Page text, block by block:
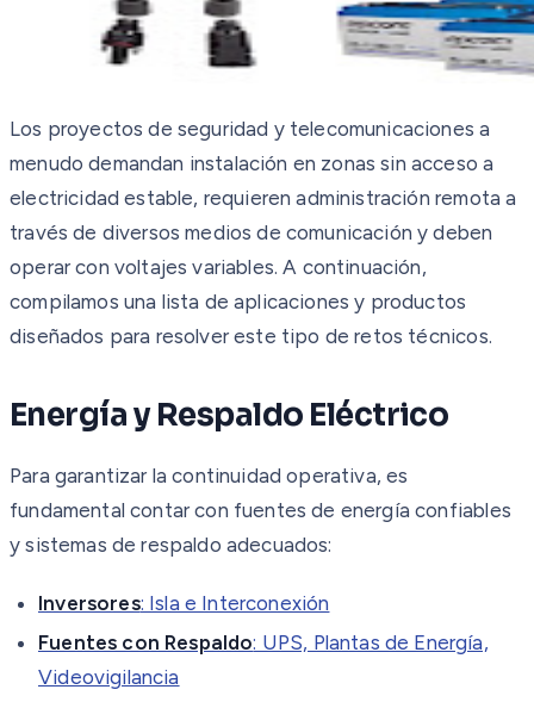
Los proyectos de seguridad y telecomunicaciones a
menudo demandan instalación en zonas sin acceso a
electricidad estable, requieren administración remota a
través de diversos medios de comunicación y deben
operar con voltajes variables. A continuación,
compilamos una lista de aplicaciones y productos
diseñados para resolver este tipo de retos técnicos.
Energía y Respaldo Eléctrico
Para garantizar la continuidad operativa, es
fundamental contar con fuentes de energía confiables
y sistemas de respaldo adecuados:
Inversores: Isla e Interconexión
Fuentes con Respaldo: UPS, Plantas de Energía,
Videovigilancia